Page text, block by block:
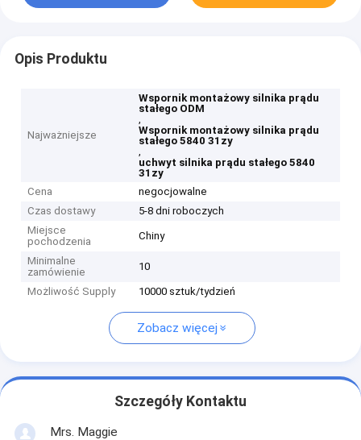
Opis Produktu
Najważniejsze
Wspornik montażowy silnika prądu
stałego ODM
,
Wspornik montażowy silnika prądu
stałego 5840 31zy
,
uchwyt silnika prądu stałego 5840
31zy
Cena
negocjowalne
Czas dostawy
5-8 dni roboczych
Miejsce
pochodzenia
Chiny
Minimalne
zamówienie
10
Możliwość Supply 10000 sztuk/tydzień
Zobacz więcej
Szczegóły Kontaktu
Mrs. Maggie